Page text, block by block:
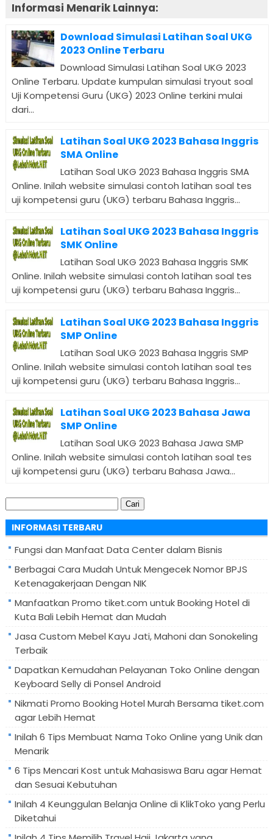
Informasi Menarik Lainnya:
Download Simulasi Latihan Soal UKG
2023 Online Terbaru
Download Simulasi Latihan Soal UKG 2023
Online Terbaru. Update kumpulan simulasi tryout soal
Uji Kompetensi Guru (UKG) 2023 Online terkini mulai
dari...
Latihan Soal UKG 2023 Bahasa Inggris
SMA Online
Latihan Soal UKG 2023 Bahasa Inggris SMA
Online. Inilah website simulasi contoh latihan soal tes
uji kompetensi guru (UKG) terbaru Bahasa Inggris...
Latihan Soal UKG 2023 Bahasa Inggris
SMK Online
Latihan Soal UKG 2023 Bahasa Inggris SMK
Online. Inilah website simulasi contoh latihan soal tes
uji kompetensi guru (UKG) terbaru Bahasa Inggris...
Latihan Soal UKG 2023 Bahasa Inggris
SMP Online
Latihan Soal UKG 2023 Bahasa Inggris SMP
Online. Inilah website simulasi contoh latihan soal tes
uji kompetensi guru (UKG) terbaru Bahasa Inggris...
Latihan Soal UKG 2023 Bahasa Jawa
SMP Online
Latihan Soal UKG 2023 Bahasa Jawa SMP
Online. Inilah website simulasi contoh latihan soal tes
uji kompetensi guru (UKG) terbaru Bahasa Jawa...
untuk:
INFORMASI TERBARU
Fungsi dan Manfaat Data Center dalam Bisnis
Berbagai Cara Mudah Untuk Mengecek Nomor BPJS
Ketenagakerjaan Dengan NIK
Manfaatkan Promo tiket.com untuk Booking Hotel di
Kuta Bali Lebih Hemat dan Mudah
Jasa Custom Mebel Kayu Jati, Mahoni dan Sonokeling
Terbaik
Dapatkan Kemudahan Pelayanan Toko Online dengan
Keyboard Selly di Ponsel Android
Nikmati Promo Booking Hotel Murah Bersama tiket.com
agar Lebih Hemat
Inilah 6 Tips Membuat Nama Toko Online yang Unik dan
Menarik
6 Tips Mencari Kost untuk Mahasiswa Baru agar Hemat
dan Sesuai Kebutuhan
Inilah 4 Keunggulan Belanja Online di KlikToko yang Perlu
Diketahui